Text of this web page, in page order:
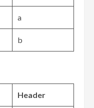
a
b
Header